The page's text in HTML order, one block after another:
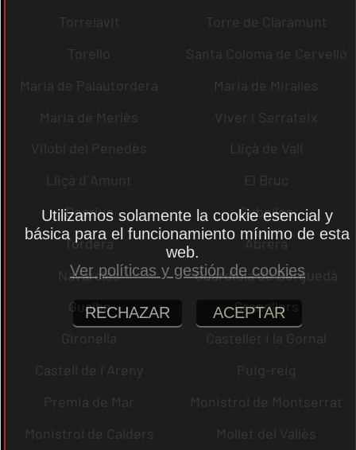
Torrelavit
Torre de Claramunt
Torelló
Santa Coloma de Cervelló
Maria de Palautordera
Maria de Miralles
Maria de Merlès
Viver i Serrateix
Vilobí del Penedès
Lliçà de Vall
Lliçà d´Amunt
El Bruc
Dosrius
Cubelles
Tordera
Abrera
Navarcles
Guardiola de Berguedà
Gualba
Granollers
Gironella
Castellet i la Gornal
Castell de l´Areny
Puig-reig
Premià de Mar
Monistrol de Montserrat
Monistrol de Calders
Mollet del Vallès
Utilizamos solamente la cookie esencial y
básica para el funcionamiento mínimo de esta
web.
Ver políticas y gestión de cookies
RECHAZAR ACEPTAR